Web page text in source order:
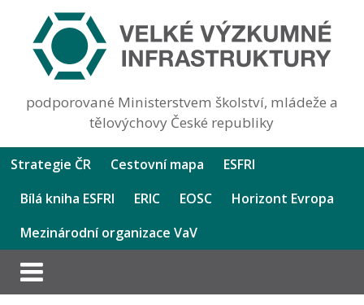
podporované Ministerstvem školství, mládeže a
tělovýchovy České republiky
Strategie ČR Cestovní mapa
ESFRI
Bílá kniha ESFRI
ERIC EOSC
Horizont Evropa
Mezinárodní organizace VaV